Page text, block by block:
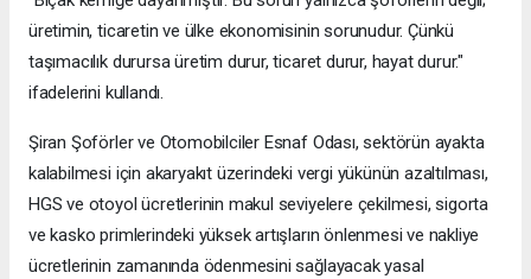
üretimin, ticaretin ve ülke ekonomisinin sorunudur. Çünkü
taşımacılık durursa üretim durur, ticaret durur, hayat durur."
ifadelerini kullandı.
Şiran Şoförler ve Otomobilciler Esnaf Odası, sektörün ayakta
kalabilmesi için akaryakıt üzerindeki vergi yükünün azaltılması,
HGS ve otoyol ücretlerinin makul seviyelere çekilmesi, sigorta
ve kasko primlerindeki yüksek artışların önlenmesi ve nakliye
ücretlerinin zamanında ödenmesini sağlayacak yasal